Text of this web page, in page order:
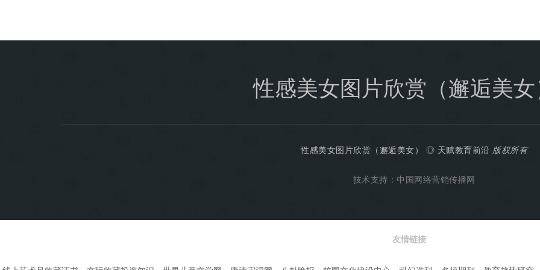
性感美女图片欣赏（邂逅美
性感美女图片欣赏（邂逅美女） ◎ 天赋教育前沿 版权所有
技术支持： 中国网络营销传播网
友情链接